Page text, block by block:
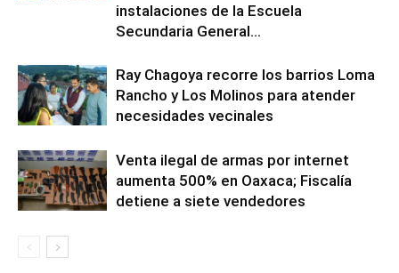
instalaciones de la Escuela
Secundaria General...
Ray Chagoya recorre los barrios Loma
Rancho y Los Molinos para atender
necesidades vecinales
Venta ilegal de armas por internet
aumenta 500% en Oaxaca; Fiscalía
detiene a siete vendedores